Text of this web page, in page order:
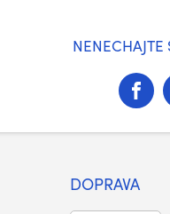
NENECHAJTE
DOPRAVA